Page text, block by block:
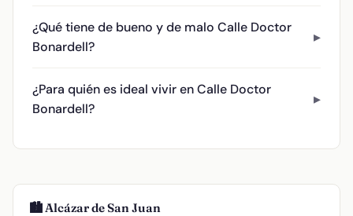
¿Qué tiene de bueno y de malo Calle Doctor
Bonardell?
¿Para quién es ideal vivir en Calle Doctor
Bonardell?
🏙️ Alcázar de San Juan